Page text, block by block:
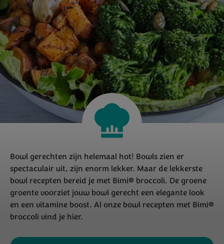
Bowl gerechten zijn helemaal hot! Bowls zien er
spectaculair uit, zijn enorm lekker. Maar de lekkerste
bowl recepten bereid je met Bimi® broccoli. De groene
groente voorziet jouw bowl gerecht een elegante look
en een vitamine boost. Al onze bowl recepten met Bimi®
broccoli vind je hier.